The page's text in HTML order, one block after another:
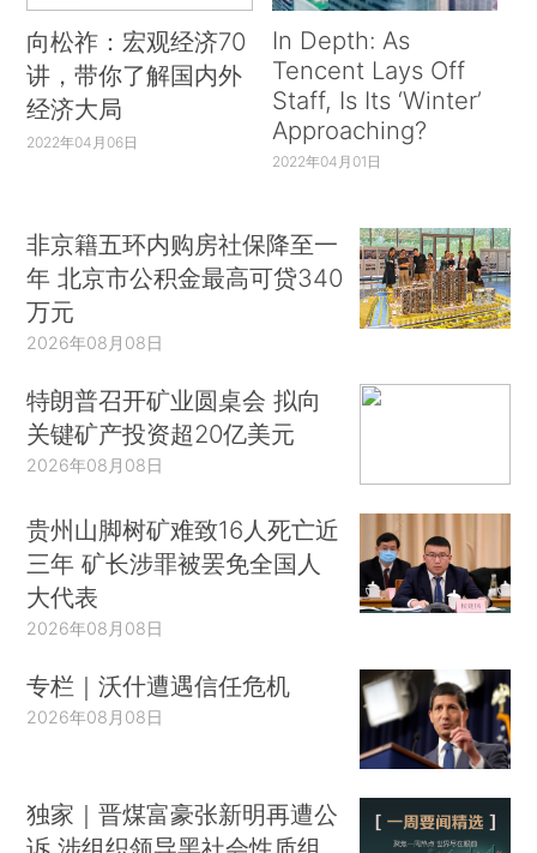
向松祚：宏观经济70
讲，带你了解国内外
经济大局
2022年04月06日
In Depth: As
Tencent Lays Off
Staff, Is Its ‘Winter’
Approaching?
2022年04月01日
非京籍五环内购房社保降至一
年 北京市公积金最高可贷340
万元
2026年08月08日
特朗普召开矿业圆桌会 拟向
关键矿产投资超20亿美元
2026年08月08日
贵州山脚树矿难致16人死亡近
三年 矿长涉罪被罢免全国人
大代表
2026年08月08日
专栏｜沃什遭遇信任危机
2026年08月08日
独家｜晋煤富豪张新明再遭公